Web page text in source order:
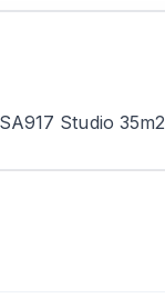
Studio 35m2